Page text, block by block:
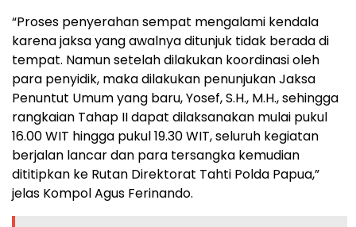
“Proses penyerahan sempat mengalami kendala
karena jaksa yang awalnya ditunjuk tidak berada di
tempat. Namun setelah dilakukan koordinasi oleh
para penyidik, maka dilakukan penunjukan Jaksa
Penuntut Umum yang baru, Yosef, S.H., M.H., sehingga
rangkaian Tahap II dapat dilaksanakan mulai pukul
16.00 WIT hingga pukul 19.30 WIT, seluruh kegiatan
berjalan lancar dan para tersangka kemudian
dititipkan ke Rutan Direktorat Tahti Polda Papua,”
jelas Kompol Agus Ferinando.